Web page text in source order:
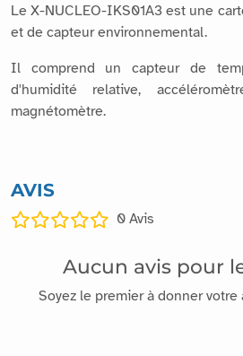
Le X-NUCLEO-IKS01A3 est une
et de capteur environnemental.
Il comprend un capteur de
d'humidité relative,
magnétomètre.
AVIS
0 Avis
Aucun avis pour
Soyez le premier à donner